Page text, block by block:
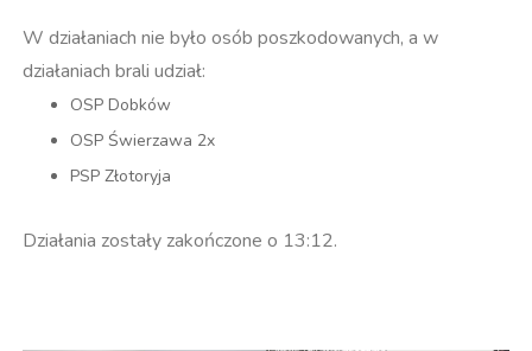
W działaniach nie było osób poszkodowanych, a w
działaniach brali udział:
OSP Dobków
OSP Świerzawa 2x
PSP Złotoryja
Działania zostały zakończone o 13:12.